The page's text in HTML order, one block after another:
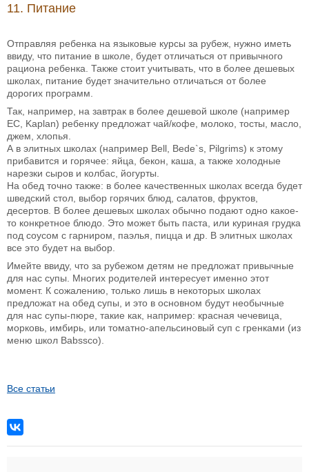
11. Питание
Отправляя ребенка на языковые курсы за рубеж, нужно иметь
ввиду, что питание в школе, будет отличаться от привычного
рациона ребенка. Также стоит учитывать, что в более дешевых
школах, питание будет значительно отличаться от более
дорогих программ.
Так, например, на завтрак в более дешевой школе (например
EC, Kaplan) ребенку предложат чай/кофе, молоко, тосты, масло,
джем, хлопья.
А в элитных школах (например Bell, Bede`s, Pilgrims) к этому
прибавится и горячее: яйца, бекон, каша, а также холодные
нарезки сыров и колбас, йогурты.
На обед точно также: в более качественных школах всегда будет
шведский стол, выбор горячих блюд, салатов, фруктов,
десертов. В более дешевых школах обычно подают одно какое-
то конкретное блюдо. Это может быть паста, или куриная грудка
под соусом с гарниром, паэлья, пицца и др. В элитных школах
все это будет на выбор.
Имейте ввиду, что за рубежом детям не предложат привычные
для нас супы. Многих родителей интересует именно этот
момент. К сожалению, только лишь в некоторых школах
предложат на обед супы, и это в основном будут необычные
для нас супы-пюре, такие как, например: красная чечевица,
морковь, имбирь, или томатно-апельсиновый суп с гренками (из
меню школ Babssco).
Все статьи